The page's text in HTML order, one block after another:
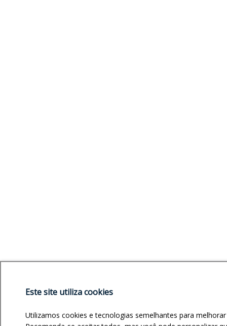
Este site utiliza cookies
Utilizamos cookies e tecnologias semelhantes para